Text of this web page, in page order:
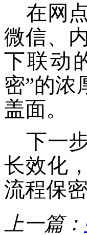
在网
微信、
下联动
密”的浓
盖面。
下一
长效化
流程保
上一篇：